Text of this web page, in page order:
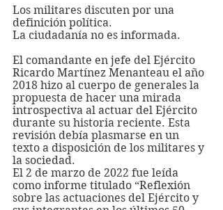
Los militares discuten por una
definición política.
La ciudadanía no es informada.
El comandante en jefe del Ejército
Ricardo Martínez Menanteau el año
2018 hizo al cuerpo de generales la
propuesta de hacer una mirada
introspectiva al actuar del Ejército
durante su historia reciente. Esta
revisión debía plasmarse en un
texto a disposición de los militares y
la sociedad.
El 2 de marzo de 2022 fue leída
como informe titulado “Reflexión
sobre las actuaciones del Ejército y